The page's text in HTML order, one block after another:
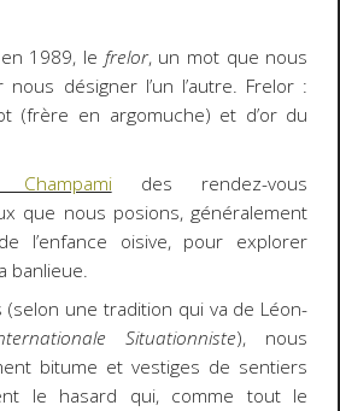
1989, le frelor, un mot que nous
désigner l’un l’autre. Frelor :
(frère en argomuche) et d’or du
des rendez-vous
que nous posions, généralement
l’enfance oisive, pour explorer
banlieue.
(selon une tradition qui va de Léon-
Situationniste), nous
bitume et vestiges de sentiers
le hasard qui, comme tout le